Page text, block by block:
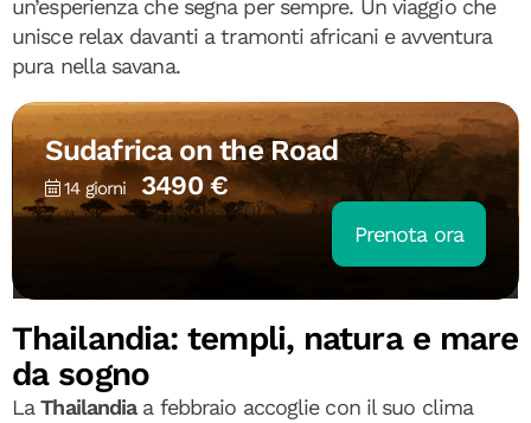
un’esperienza che segna per sempre. Un viaggio che
unisce relax davanti a tramonti africani e avventura
pura nella savana.
Sudafrica on the Road
14 giorni 3490 €
Prenota ora
Thailandia: templi, natura e mare
da sogno
LaThailandiaa febbraio accoglie con il suo clima